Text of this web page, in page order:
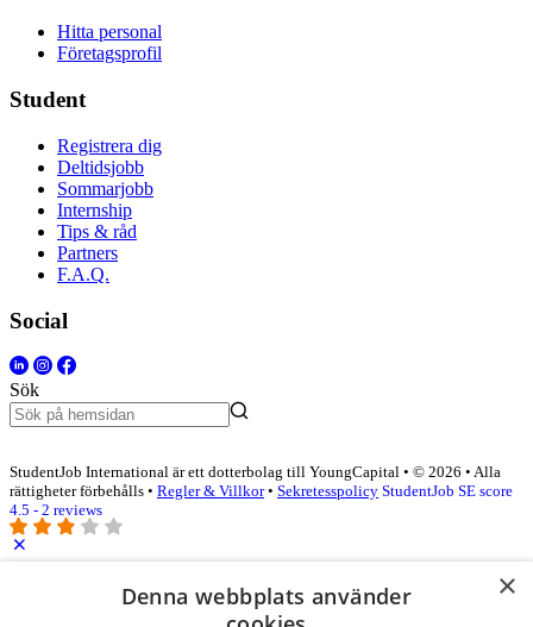
Hitta personal
Företagsprofil
Student
Registrera dig
Deltidsjobb
Sommarjobb
Internship
Tips & råd
Partners
F.A.Q.
Social
Sök
StudentJob International är ett dotterbolag till YoungCapital • © 2026 • Alla
rättigheter förbehålls • Regler & Villkor• Sekretesspolicy StudentJob SE score
4.5 - 2 reviews
Logga in som företag ×
Denna webbplats använder